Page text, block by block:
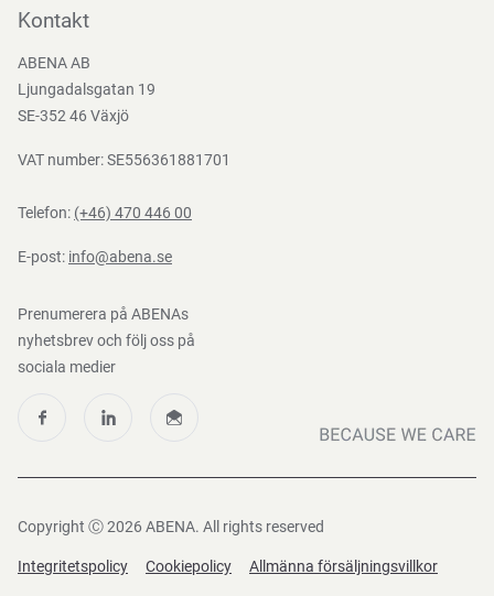
Bli kund
Nedladdningar
Kontakt
ABENA AB
Ljungadalsgatan 19
SE-352 46 Växjö
VAT number: SE556361881701
Telefon: (+46) 470 446 00
E-post: info@abena.se
Prenumerera på ABENAs
nyhetsbrev och följ oss på
sociala medier
Copyright Ⓒ 2026 ABENA. All rights reserved
Integritetspolicy Cookiepolicy Allmänna försäljningsvillkor